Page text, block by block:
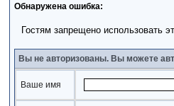
Обнаружена ошибка:
Гостям запрещено использовать
Вы не авторизованы. Вы можете
Ваше имя